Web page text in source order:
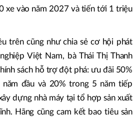
xe vào năm 2027 và tiến tới 1 triệu
trên cũng như chia sẻ cơ hội phát
Việt Nam, bà Thái Thị Thanh
sách hỗ trợ đột phá: ưu đãi 50%
đầu và 20% trong 5 năm tiếp
dựng nhà máy tại tổ hợp sản xuất
Hãng cũng cam kết bao tiêu sản